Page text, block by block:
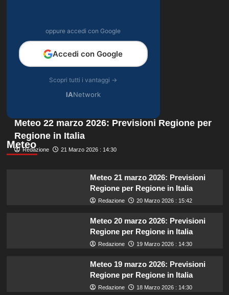
oppure accedi con Google
Accedi con Google
Scopri tutti i vantaggi →
IANetwork
Meteo
Meteo 22 marzo 2026: Previsioni Regione per
Regione in Italia
Redazione 21 Marzo 2026 : 14:30
Meteo 21 marzo 2026: Previsioni
Regione per Regione in Italia
Redazione 20 Marzo 2026 : 15:42
Meteo 20 marzo 2026: Previsioni
Regione per Regione in Italia
Redazione 19 Marzo 2026 : 14:30
Meteo 19 marzo 2026: Previsioni
Regione per Regione in Italia
Redazione 18 Marzo 2026 : 14:30